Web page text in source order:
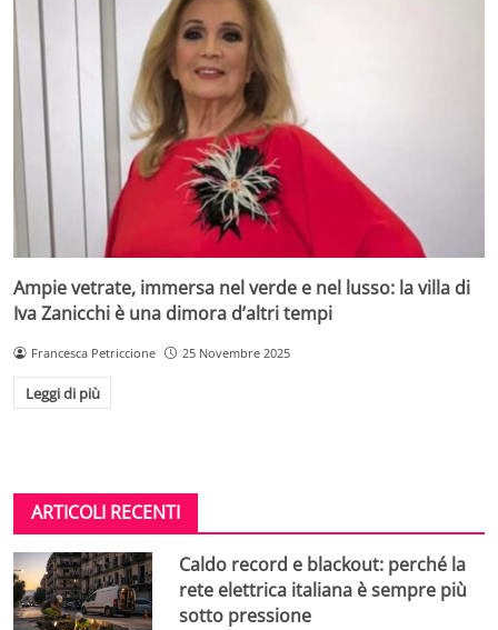
Ampie vetrate, immersa nel verde e nel lusso: la villa di
Iva Zanicchi è una dimora d’altri tempi
Francesca Petriccione 25 Novembre 2025
Leggi di più
ARTICOLI RECENTI
Caldo record e blackout: perché la
rete elettrica italiana è sempre più
sotto pressione